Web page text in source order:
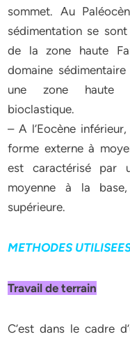
sommet. Au
sédimentation se
de la zone haute
domaine
une zone haute
bioclastique.
– A l’Eocène
forme externe à
est caractérisé par
moyenne à la
supérieure.
METHODES
Travail de terrain
C’est dans le cadre